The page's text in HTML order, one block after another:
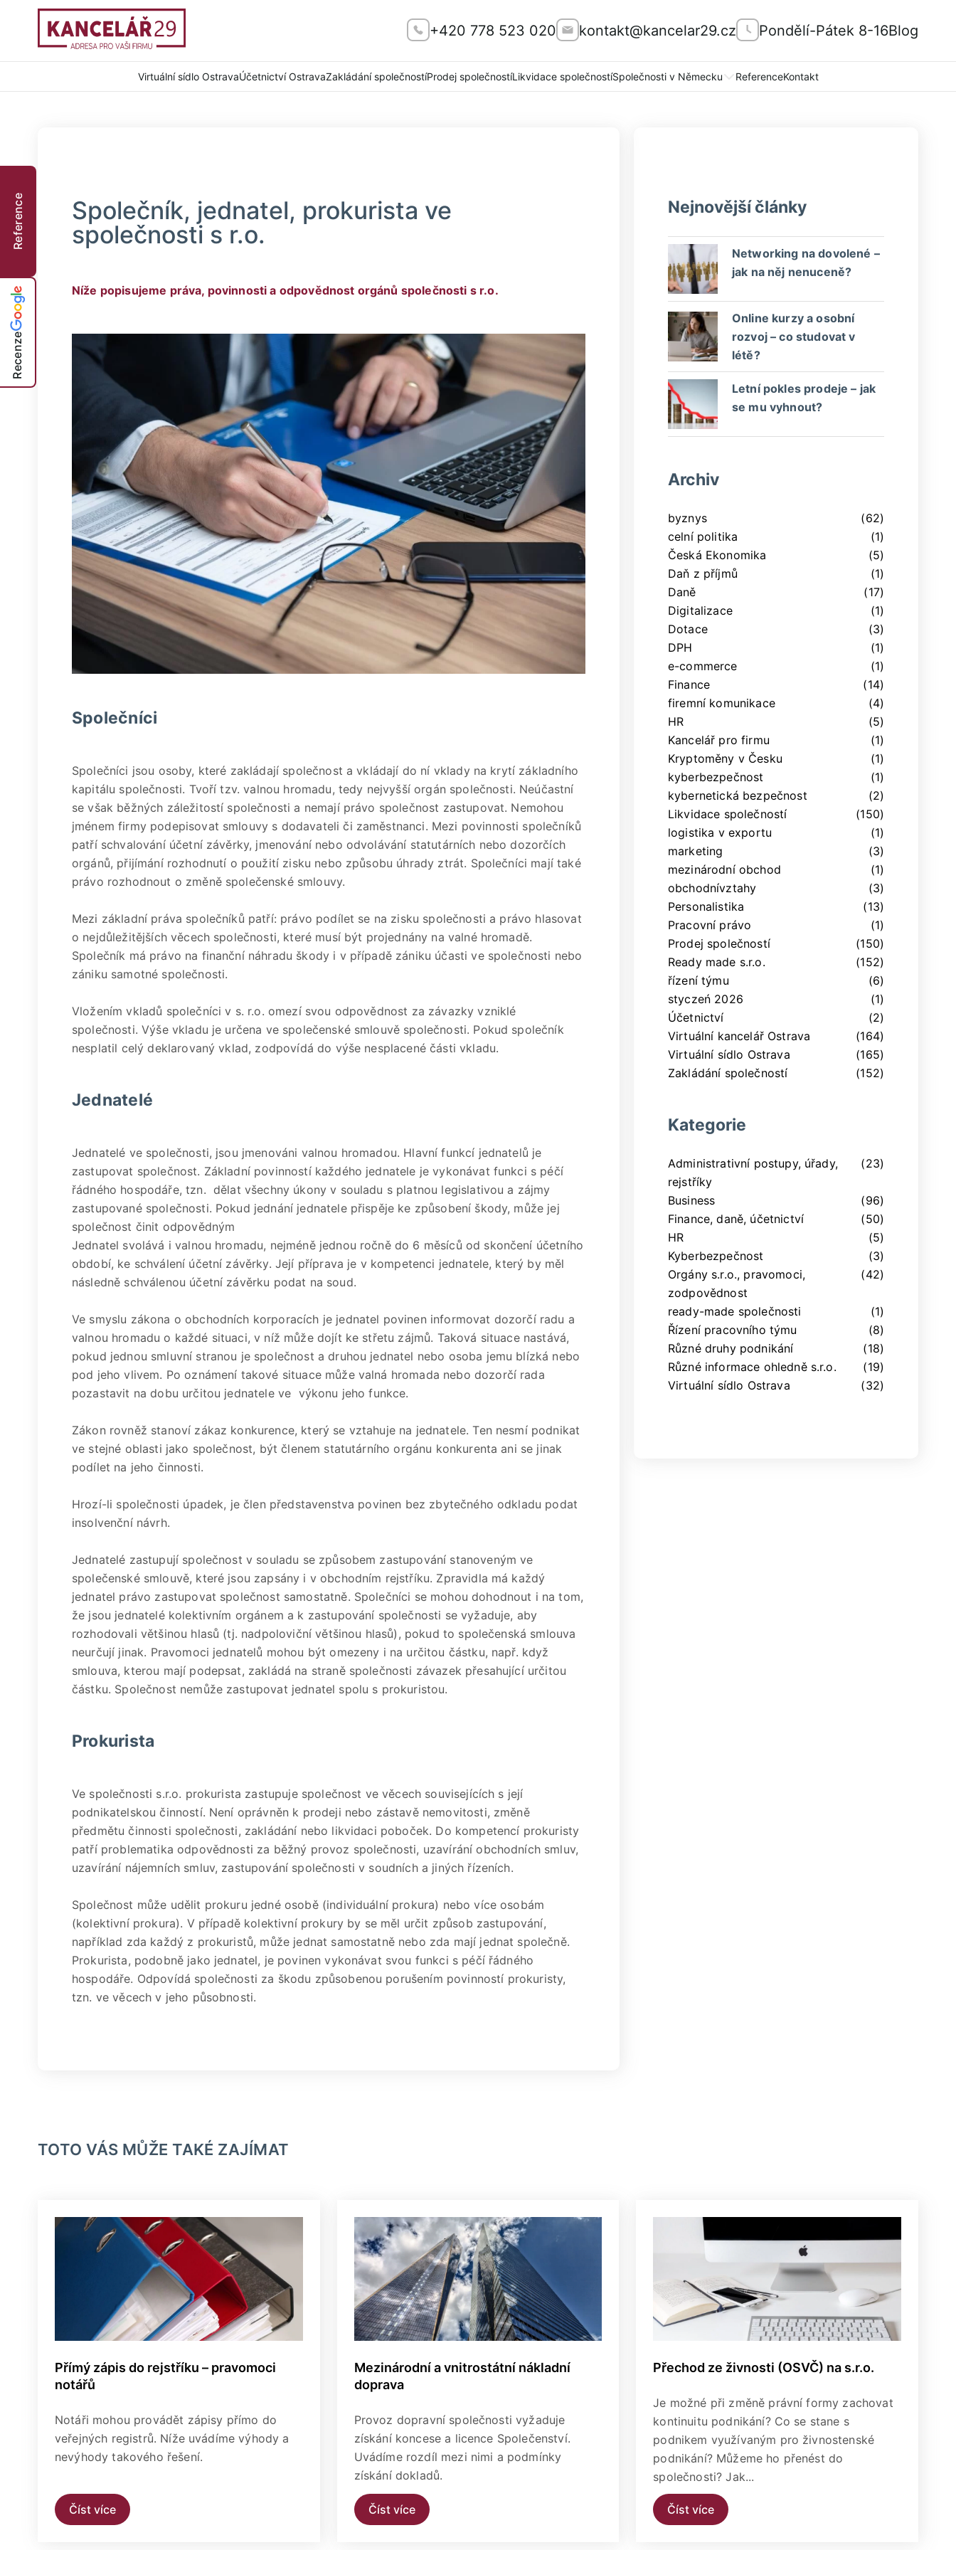
+420 778 523 020 kontakt@kancelar29.cz Pondělí-Pátek 8-16Blog
Virtuální sídlo OstravaÚčetnictví OstravaZakládání společnostíProdej společnostíLikvidace společnostíSpolečnosti v Německu ReferenceKontakt
Reference
Recenze
Společník, jednatel, prokurista ve
společnosti s r.o.
Níže popisujeme práva, povinnosti a odpovědnost orgánů společnosti s r.o.
Společníci
Společníci jsou osoby, které zakládají společnost a vkládají do ní vklady na krytí základního
kapitálu společnosti. Tvoří tzv. valnou hromadu, tedy nejvyšší orgán společnosti. Neúčastní
se však běžných záležitostí společnosti a nemají právo společnost zastupovat. Nemohou
jménem firmy podepisovat smlouvy s dodavateli či zaměstnanci. Mezi povinnosti společníků
patří schvalování účetní závěrky, jmenování nebo odvolávání statutárních nebo dozorčích
orgánů, přijímání rozhodnutí o použití zisku nebo způsobu úhrady ztrát. Společníci mají také
právo rozhodnout o změně společenské smlouvy.
Mezi základní práva společníků patří: právo podílet se na zisku společnosti a právo hlasovat
o nejdůležitějších věcech společnosti, které musí být projednány na valné hromadě.
Společník má právo na finanční náhradu škody i v případě zániku účasti ve společnosti nebo
zániku samotné společnosti.
Vložením vkladů společníci v s. r.o. omezí svou odpovědnost za závazky vzniklé
společnosti. Výše vkladu je určena ve společenské smlouvě společnosti. Pokud společník
nesplatil celý deklarovaný vklad, zodpovídá do výše nesplacené části vkladu.
Jednatelé
Jednatelé ve společnosti, jsou jmenováni valnou hromadou. Hlavní funkcí jednatelů je
zastupovat společnost. Základní povinností každého jednatele je vykonávat funkci s péčí
řádného hospodáře, tzn. dělat všechny úkony v souladu s platnou legislativou a zájmy
zastupované společnosti. Pokud jednání jednatele přispěje ke způsobení škody, může jej
společnost činit odpovědným
Jednatel svolává i valnou hromadu, nejméně jednou ročně do 6 měsíců od skončení účetního
období, ke schválení účetní závěrky. Její příprava je v kompetenci jednatele, který by měl
následně schválenou účetní závěrku podat na soud.
Ve smyslu zákona o obchodních korporacích je jednatel povinen informovat dozorčí radu a
valnou hromadu o každé situaci, v níž může dojít ke střetu zájmů. Taková situace nastává,
pokud jednou smluvní stranou je společnost a druhou jednatel nebo osoba jemu blízká nebo
pod jeho vlivem. Po oznámení takové situace může valná hromada nebo dozorčí rada
pozastavit na dobu určitou jednatele ve výkonu jeho funkce.
Zákon rovněž stanoví zákaz konkurence, který se vztahuje na jednatele. Ten nesmí podnikat
ve stejné oblasti jako společnost, být členem statutárního orgánu konkurenta ani se jinak
podílet na jeho činnosti.
Hrozí-li společnosti úpadek, je člen představenstva povinen bez zbytečného odkladu podat
insolvenční návrh.
Jednatelé zastupují společnost v souladu se způsobem zastupování stanoveným ve
společenské smlouvě, které jsou zapsány i v obchodním rejstříku. Zpravidla má každý
jednatel právo zastupovat společnost samostatně. Společníci se mohou dohodnout i na tom,
že jsou jednatelé kolektivním orgánem a k zastupování společnosti se vyžaduje, aby
rozhodovali většinou hlasů (tj. nadpoloviční většinou hlasů), pokud to společenská smlouva
neurčují jinak. Pravomoci jednatelů mohou být omezeny i na určitou částku, např. když
smlouva, kterou mají podepsat, zakládá na straně společnosti závazek přesahující určitou
částku. Společnost nemůže zastupovat jednatel spolu s prokuristou.
Prokurista
Ve společnosti s.r.o. prokurista zastupuje společnost ve věcech souvisejících s její
podnikatelskou činností. Není oprávněn k prodeji nebo zástavě nemovitosti, změně
předmětu činnosti společnosti, zakládání nebo likvidaci poboček. Do kompetencí prokuristy
patří problematika odpovědnosti za běžný provoz společnosti, uzavírání obchodních smluv,
uzavírání nájemních smluv, zastupování společnosti v soudních a jiných řízeních.
Společnost může udělit prokuru jedné osobě (individuální prokura) nebo více osobám
(kolektivní prokura). V případě kolektivní prokury by se měl určit způsob zastupování,
například zda každý z prokuristů, může jednat samostatně nebo zda mají jednat společně.
Prokurista, podobně jako jednatel, je povinen vykonávat svou funkci s péčí řádného
hospodáře. Odpovídá společnosti za škodu způsobenou porušením povinností prokuristy,
tzn. ve věcech v jeho působnosti.
Nejnovější články
Networking na dovolené –
jak na něj nenuceně?
Online kurzy a osobní
rozvoj – co studovat v
létě?
Letní pokles prodeje – jak
se mu vyhnout?
Archiv
byznys
(62)
celní politika
(1)
Česká Ekonomika
(5)
Daň z příjmů
(1)
Daně
(17)
Digitalizace
(1)
Dotace
(3)
DPH
(1)
e-commerce
(1)
Finance
(14)
firemní komunikace
(4)
HR
(5)
Kancelář pro firmu
(1)
Kryptoměny v Česku
(1)
kyberbezpečnost
(1)
kybernetická bezpečnost
(2)
Likvidace společností
(150)
logistika v exportu
(1)
marketing
(3)
mezinárodní obchod
(1)
obchodnívztahy
(3)
Personalistika
(13)
Pracovní právo
(1)
Prodej společností
(150)
Ready made s.r.o.
(152)
řízení týmu
(6)
styczeń 2026
(1)
Účetnictví
(2)
Virtuální kancelář Ostrava
(164)
Virtuální sídlo Ostrava
(165)
Zakládání společností
(152)
Kategorie
Administrativní postupy, úřady,
rejstříky
(23)
Business
(96)
Finance, daně, účetnictví
(50)
HR
(5)
Kyberbezpečnost
(3)
Orgány s.r.o., pravomoci,
zodpovědnost
(42)
ready-made společnosti
(1)
Řízení pracovního týmu
(8)
Různé druhy podnikání
(18)
Různé informace ohledně s.r.o.
(19)
Virtuální sídlo Ostrava
(32)
TOTO VÁS MŮŽE TAKÉ ZAJÍMAT
Přímý zápis do rejstříku – pravomoci
notářů
Notáři mohou provádět zápisy přímo do
veřejných registrů. Níže uvádíme výhody a
nevýhody takového řešení.
Číst více
Mezinárodní a vnitrostátní nákladní
doprava
Provoz dopravní společnosti vyžaduje
získání koncese a licence Společenství.
Uvádíme rozdíl mezi nimi a podmínky
získání dokladů.
Číst více
Přechod ze živnosti (OSVČ) na s.r.o.
Je možné při změně právní formy zachovat
kontinuitu podnikání? Co se stane s
podnikem využívaným pro živnostenské
podnikání? Můžeme ho přenést do
společnosti? Jak...
Číst více